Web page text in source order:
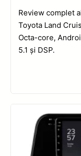
Review complet
Toyota Land
Octa-core,
5.1 și DSP.